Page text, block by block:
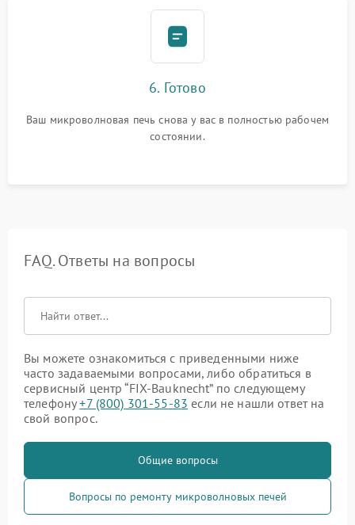
6. Готово
Ваш микроволновая печь снова у вас в полностью рабочем
состоянии.
FAQ. Ответы на вопросы
Вы можете ознакомиться с приведенными ниже
часто задаваемыми вопросами, либо обратиться в
сервисный центр “FIX-Bauknecht” по следующему
телефону+7 (800) 301-55-83 если не нашли ответ на
свой вопрос.
Общие вопросы
Вопросы по ремонту микроволновых печей